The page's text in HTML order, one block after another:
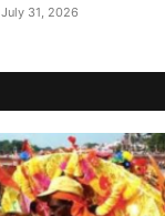
July 31, 2026